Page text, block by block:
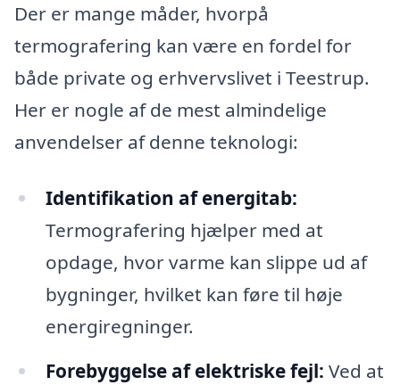
Der er mange måder, hvorpå
termografering kan være en fordel for
både private og erhvervslivet i Teestrup.
Her er nogle af de mest almindelige
anvendelser af denne teknologi:
Identifikation af energitab:
Termografering hjælper med at
opdage, hvor varme kan slippe ud af
bygninger, hvilket kan føre til høje
energiregninger.
Forebyggelse af elektriske fejl: Ved at